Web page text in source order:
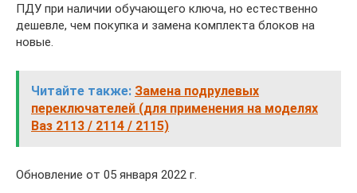
ПДУ при наличии обучающего ключа, но естественно
дешевле, чем покупка и замена комплекта блоков на
новые.
Читайте также: Замена подрулевых
переключателей (для применения на моделях
Ваз 2113 / 2114 / 2115)
Обновление от 05 января 2022 г.